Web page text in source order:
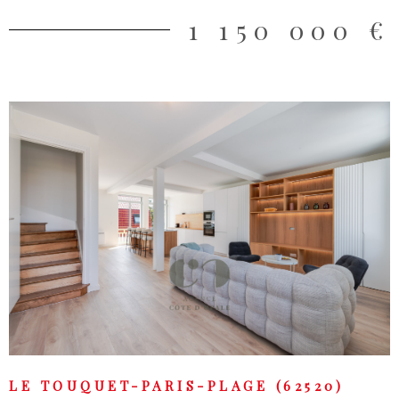
1 150 000 €
LE TOUQUET-PARIS-PLAGE (62520)
VOIR LE BIEN